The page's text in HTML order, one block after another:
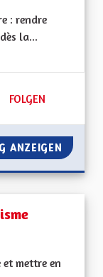
: rendre
la...
50 FOLLOWER
FOLGEN
APPRENTISSAGE
ANZEIGEN
mettre en